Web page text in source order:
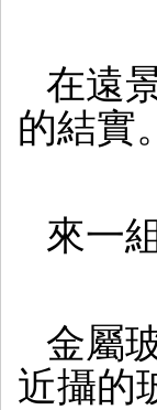
在遠
的結實。
來一
金屬
近攝的